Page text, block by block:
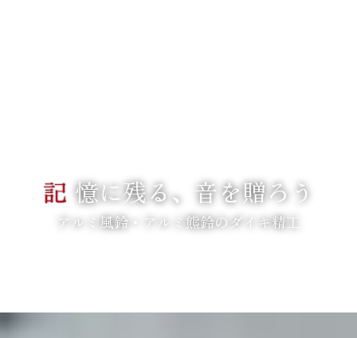
記 憶に残る、音を贈ろう
アルミ風鈴・アルミ熊鈴のダイキ精工